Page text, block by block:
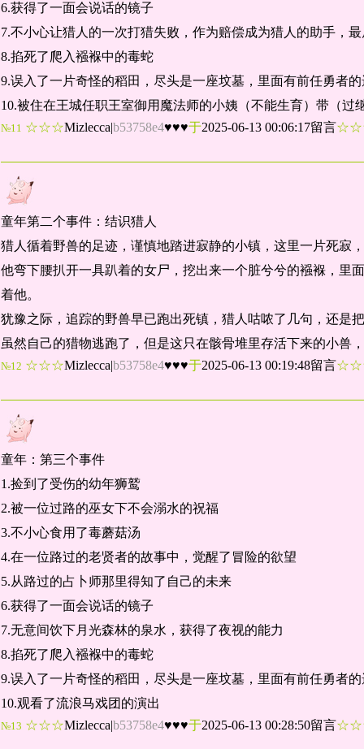
6.获得了一面会说话的镜子
7.不小心让猎人的一次打猎失败，作为赔偿成为猎人的助手，
8.掐死了爬入襁褓中的毒蛇
9.误入了一片奇怪的稻田，尽头是一座坟墓，里面有前任勇者
10.被住在王城任职王室御用魔法师的小姨（不能生育）带（过
№11 ☆☆☆Mizlecca|b53758e4♥♥♥于2025-06-13 00:06:17留言
童年第二个事件：结识猎人
猎人循着野兽的足迹，谨慎地踏进寂静的小镇，这里一片死寂
他弯下腰扒开一具趴着的女尸，挖出来一个脏兮兮的襁褓，里
着他。
犹豫之际，追踪的野兽早已跑出死镇，猎人咕哝了几句，还是
虽然自己的猎物逃跑了，但是这只在骸骨堆里存活下来的小兽
№12 ☆☆☆Mizlecca|b53758e4♥♥♥于2025-06-13 00:19:48留言
童年：第三个事件
1.捡到了受伤的幼年狮鹫
2.被一位过路的巫女下不会溺水的祝福
3.不小心食用了毒蘑菇汤
4.在一位路过的老贤者的故事中，觉醒了冒险的欲望
5.从路过的占卜师那里得知了自己的未来
6.获得了一面会说话的镜子
7.无意间饮下月光森林的泉水，获得了夜视的能力
8.掐死了爬入襁褓中的毒蛇
9.误入了一片奇怪的稻田，尽头是一座坟墓，里面有前任勇者
10.观看了流浪马戏团的演出
№13 ☆☆☆Mizlecca|b53758e4♥♥♥于2025-06-13 00:28:50留言